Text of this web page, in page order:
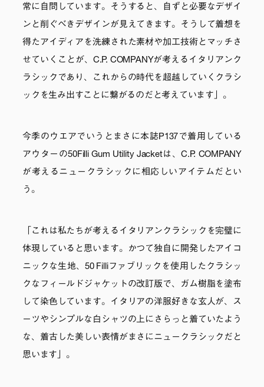
常に自問しています。そうすると、自ずと必要なデザイ
ンと削ぐべきデザインが見えてきます。そうして着想を
得たアイディアを洗練された素材や加工技術とマッチさ
せていくことが、C.P. COMPANYが考えるイタリアンク
ラシックであり、これからの時代を超越していくクラシ
ックを生み出すことに繋がるのだと考えています」。
今季のウエアでいうとまさに本誌P137で着用している
アウターの50Filli Gum Utility Jacketは、C.P. COMPANY
が考えるニュークラシックに相応しいアイテムだとい
う。
「これは私たちが考えるイタリアンクラシックを完璧に
体現していると思います。かつて独自に開発したアイコ
ニックな生地、50 Filliファブリックを使用したクラシッ
クなフィールドジャケットの改訂版で、ガム樹脂を塗布
して染色しています。イタリアの洋服好きな玄人が、ス
ーツやシンプルな白シャツの上にさらっと着ていたよう
な、着古した美しい表情がまさにニュークラシックだと
思います」。